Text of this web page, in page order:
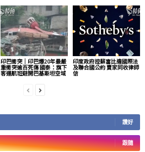
印巴衝突｜印巴爆20年最嚴
重衝突逾百死傷 國泰：旗下
客運航班避開巴基斯坦空域
印度政府控蘇富比違國際法
及聯合國公約 賣家同收律師
信
讚好
跟隨